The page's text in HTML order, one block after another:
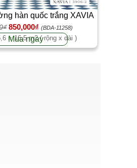
hàn quốc trắng XAVIA
3906-2
850,000₫ (BDA-11258)
= 16,5 m2 ( rộng x dài )
Mua ngay